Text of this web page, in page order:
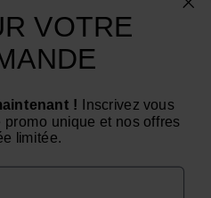
Avete una
al venerdì : dalle 9:00
16:00.
VOTRE
! Inscrivez vous
unique et nos offres
limitée.